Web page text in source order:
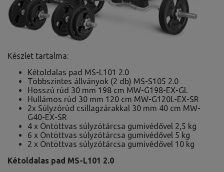
Készlet tartalma:
Kétoldalas pad MS-L101 2.0
Többszintes állványok (2 db) MS-S105 2.0
Hosszú rúd 30 mm 198 cm MW-G198-EX-GL
Hullámos rúd 30 mm 120 cm MW-G120L-EX-SR
2x Súlyzórúd csillagzárakkal 30 mm 40 cm MW-
G40-EX-SR
4 x Öntöttvas súlyzótárcsa gumivédővel 2,5 kg
6 x Öntöttvas súlyzótárcsa gumivédővel 5 kg
2 x Öntöttvas súlyzótárcsa gumivédővel 10 kg
Kétoldalas pad MS-L101 2.0